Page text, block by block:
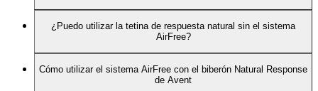
¿Puedo utilizar la tetina de respuesta natural sin el sistema
AirFree?
Cómo utilizar el sistema AirFree con el biberón Natural Response
de Avent